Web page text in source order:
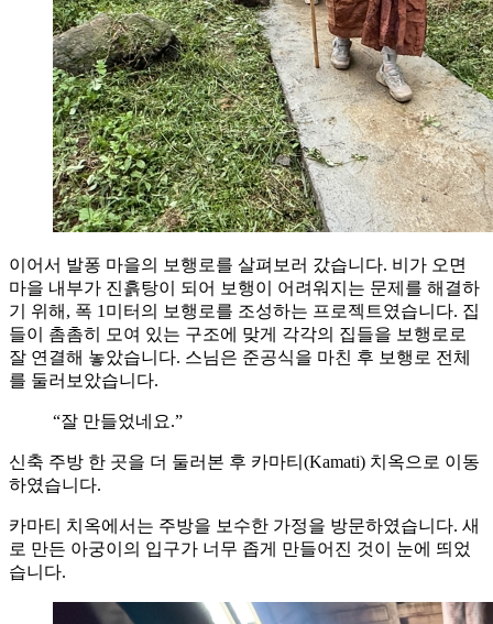
이어서 발퐁 마을의 보행로를 살펴보러 갔습니다. 비가 오면
마을 내부가 진흙탕이 되어 보행이 어려워지는 문제를 해결하
기 위해, 폭 1미터의 보행로를 조성하는 프로젝트였습니다. 집
들이 촘촘히 모여 있는 구조에 맞게 각각의 집들을 보행로로
잘 연결해 놓았습니다. 스님은 준공식을 마친 후 보행로 전체
를 둘러보았습니다.
“잘 만들었네요.”
신축 주방 한 곳을 더 둘러본 후 카마티(Kamati) 치옥으로 이동
하였습니다.
카마티 치옥에서는 주방을 보수한 가정을 방문하였습니다. 새
로 만든 아궁이의 입구가 너무 좁게 만들어진 것이 눈에 띄었
습니다.